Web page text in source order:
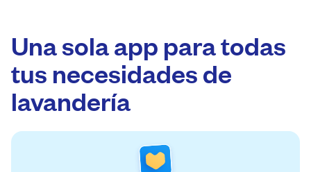
Una sola app para todas
tus necesidades de
lavandería